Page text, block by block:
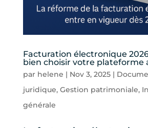
Facturation électronique
bien choisir votre plateforme
par helene | Nov 3, 2025|
juridique, Gestion patrimoniale,
générale